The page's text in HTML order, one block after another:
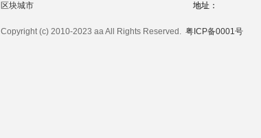
区块城市
地址：
Copyright (c) 2010-2023 aa All Rights Reserved. 粤ICP备0001号